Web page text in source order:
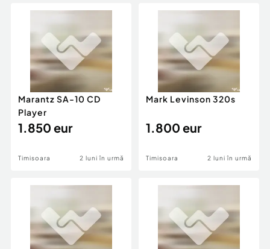
Animale de companie
Afaceri și echipamente profesionale
Inchiriere Bunuri si Vehicule
Utilaje agricole si industriale
Piese auto si accesorii
Dacia Duster
Marantz SA-10 CD
Player
1.850 eur
Timisoara 2 luni în urmă
Mark Levinson 320s
1.800 eur
Timisoara 2 luni în urmă